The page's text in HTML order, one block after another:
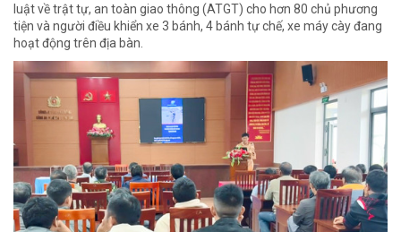
luật về trật tự, an toàn giao thông (ATGT) cho hơn 80 chủ phương
tiện và người điều khiển xe 3 bánh, 4 bánh tự chế, xe máy cày đang
hoạt động trên địa bàn.